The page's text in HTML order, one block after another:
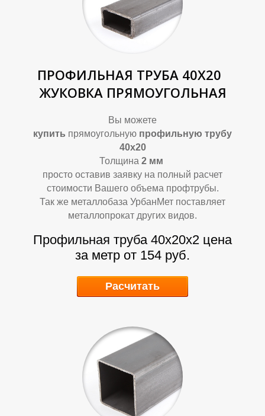
К
ПРОФИЛЬНАЯ ТРУБА 40Х20
ЖУКОВКА ПРЯМОУГОЛЬНАЯ
Вы можете
купить прямоугольную профильную трубу
40х20
Толщина 2 мм
просто оставив заявку на полный расчет
стоимости Вашего объема профтрубы.
Так же металлобаза УрбанМет поставляет
металлопрокат других видов.
Профильная труба 40х20х2 цена
за метр от 154 руб.
Расчитать
К